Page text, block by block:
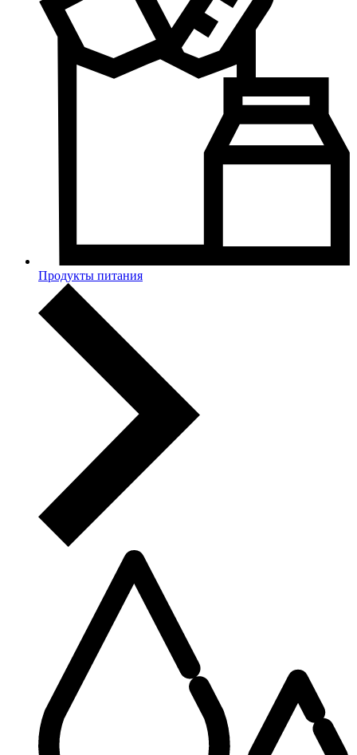
Продукты питания